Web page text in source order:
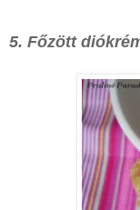
5. Főzött